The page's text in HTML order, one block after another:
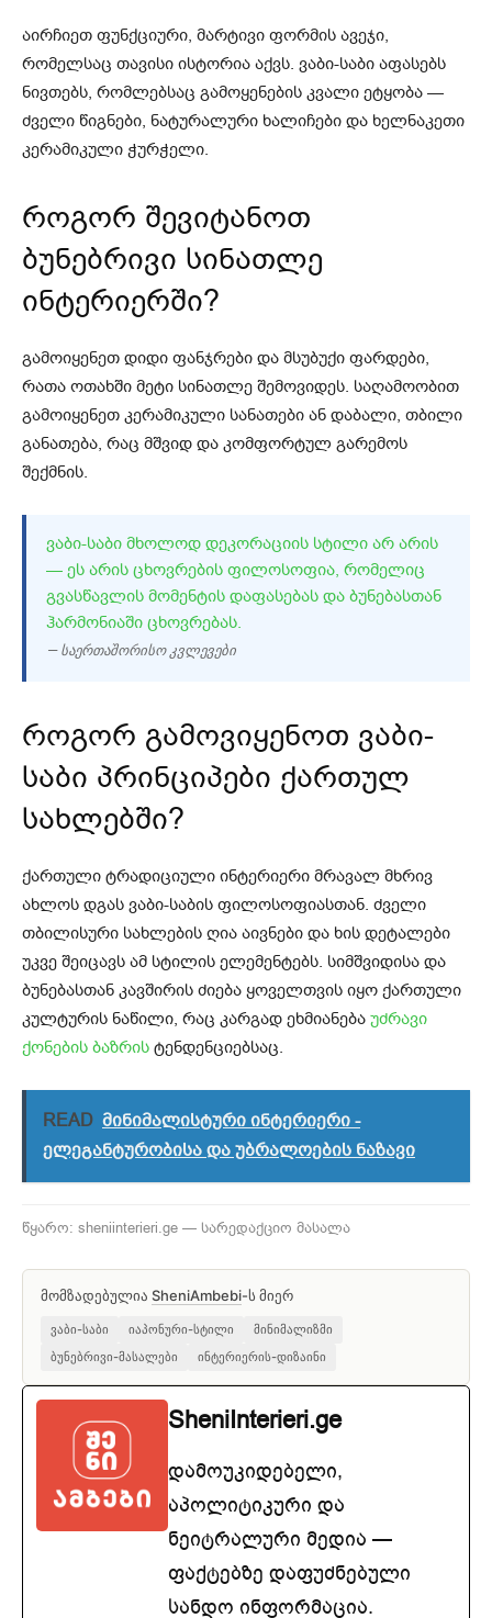
აირჩიეთ ფუნქციური, მარტივი ფორმის ავეჯი,
რომელსაც თავისი ისტორია აქვს. ვაბი-საბი აფასებს
ნივთებს, რომლებსაც გამოყენების კვალი ეტყობა —
ძველი წიგნები, ნატურალური ხალიჩები და ხელნაკეთი
კერამიკული ჭურჭელი.
როგორ შევიტანოთ
ბუნებრივი სინათლე
ინტერიერში?
გამოიყენეთ დიდი ფანჯრები და მსუბუქი ფარდები,
რათა ოთახში მეტი სინათლე შემოვიდეს. საღამოობით
გამოიყენეთ კერამიკული სანათები ან დაბალი, თბილი
განათება, რაც მშვიდ და კომფორტულ გარემოს
შექმნის.
ᲕᲐᲑᲘ-ᲡᲐᲑᲘ ᲛᲮᲝᲚᲝᲓ ᲓᲔᲙᲝᲠᲐᲪᲘᲘᲡ ᲡᲢᲘᲚᲘ ᲐᲠ ᲐᲠᲘᲡ
— ᲔᲡ ᲐᲠᲘᲡ ᲪᲮᲝᲕᲠᲔᲑᲘᲡ ᲤᲘᲚᲝᲡᲝᲤᲘᲐ, ᲠᲝᲛᲔᲚᲘᲪ
ᲒᲕᲐᲡᲬᲐᲕᲚᲘᲡ ᲛᲝᲛᲔᲜᲢᲘᲡ ᲓᲐᲤᲐᲡᲔᲑᲐᲡ ᲓᲐ ᲑᲣᲜᲔᲑᲐᲡᲗᲐᲜ
ᲰᲐᲠᲛᲝᲜᲘᲐᲨᲘ ᲪᲮᲝᲕᲠᲔᲑᲐᲡ.
— საერთაშორისო კვლევები
როგორ გამოვიყენოთ ვაბი-
საბი პრინციპები ქართულ
სახლებში?
ქართული ტრადიციული ინტერიერი მრავალ მხრივ
ახლოს დგას ვაბი-საბის ფილოსოფიასთან. ძველი
თბილისური სახლების ღია აივნები და ხის დეტალები
უკვე შეიცავს ამ სტილის ელემენტებს. სიმშვიდისა და
ბუნებასთან კავშირის ძიება ყოველთვის იყო ქართული
კულტურის ნაწილი, რაც კარგად ეხმიანება უძრავი
ქონების ბაზრის ტენდენციებსაც.
READ მინიმალისტური ინტერიერი -
ელეგანტურობისა და უბრალოების ნაზავი
წყარო: sheniinterieri.ge — სარედაქციო მასალა
მომზადებულია SheniAmbebi-ს მიერ
ვაბი-საბი იაპონური-სტილი
მინიმალიზმი
ბუნებრივი-მასალები
ინტერიერის-დიზაინი
SheniInterieri.ge
დამოუკიდებელი,
აპოლიტიკური და
ნეიტრალური მედია —
ფაქტებზე დაფუძნებული
სანდო ინფორმაცია.